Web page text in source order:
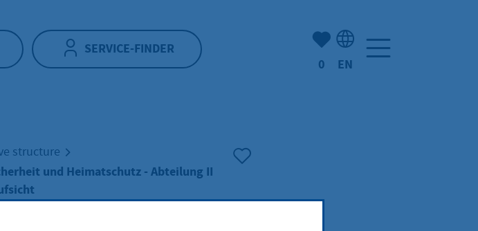
SERVICE-FINDER
Number of bookmarked
0 EN
structure
und Heimatschutz - Abteilung II